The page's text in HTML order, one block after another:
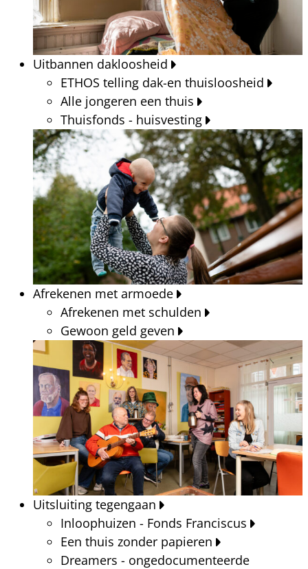
Uitbannen dakloosheid
ETHOS telling dak-en thuisloosheid
Alle jongeren een thuis
Thuisfonds - huisvesting
Afrekenen met armoede
Afrekenen met schulden
Gewoon geld geven
Uitsluiting tegengaan
Inloophuizen - Fonds Franciscus
Een thuis zonder papieren
Dreamers - ongedocumenteerde